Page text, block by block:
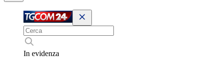
In evidenza